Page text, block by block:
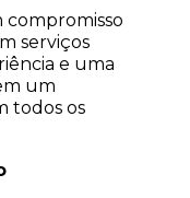
serviços
e uma
um
todos os